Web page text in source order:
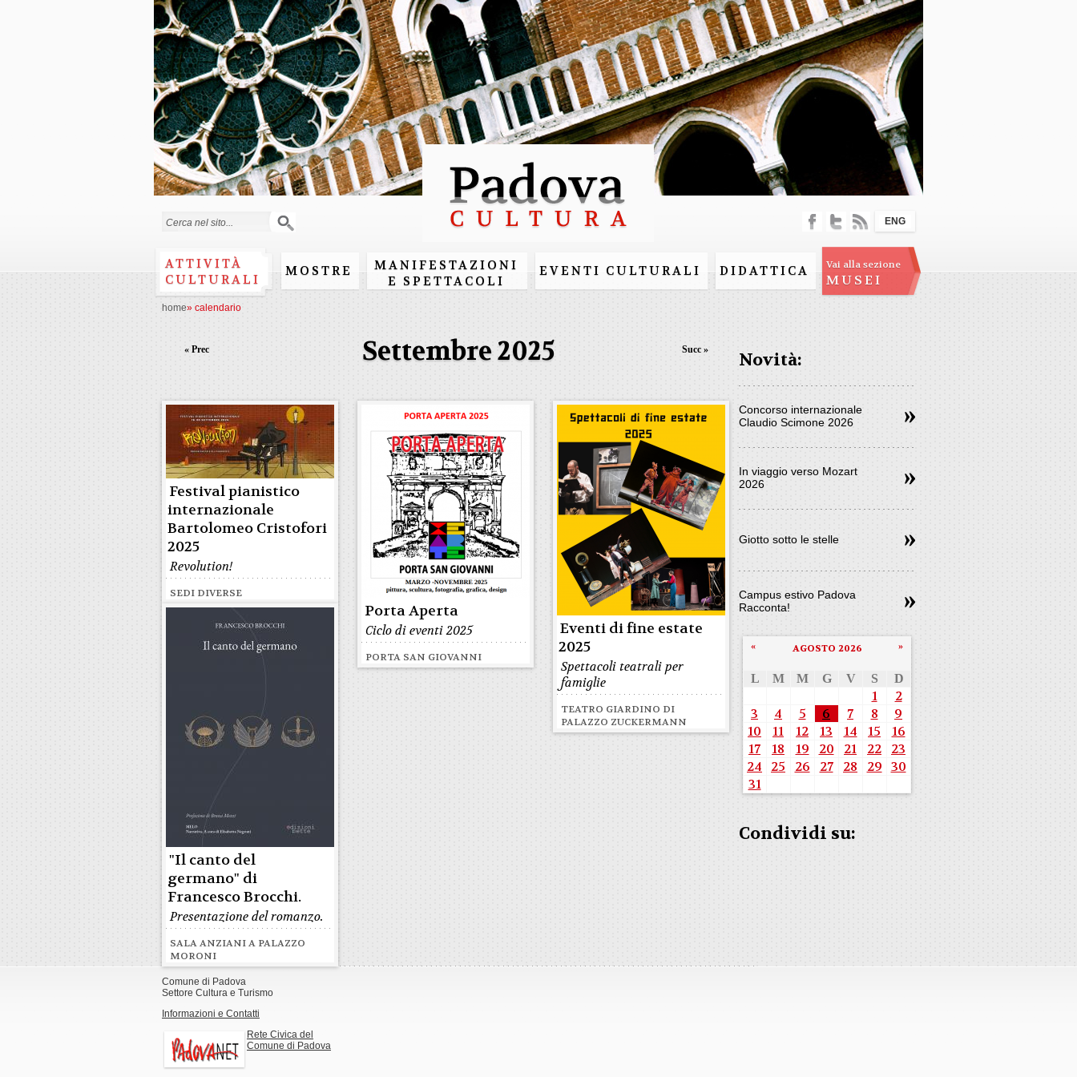
Salta al
contenuto
principale
Form di ricerca
ATTIVITÀ
CULTURALI
MOSTRE
MANIFESTAZIONI
E SPETTACOLI
EVENTI CULTURALI DIDATTICA Vai alla sezione
MUSEI
ENG
home» calendario
Settembre 2025
« Prec Succ »
Festival pianistico
internazionale
Bartolomeo Cristofori
2025
Revolution!
SEDI DIVERSE
Porta Aperta
Ciclo di eventi 2025
PORTA SAN GIOVANNI
Eventi di fine estate
2025
Spettacoli teatrali per
famiglie
TEATRO GIARDINO DI
PALAZZO ZUCKERMANN
"Il canto del
germano" di
Francesco Brocchi.
Presentazione del romanzo.
SALA ANZIANI A PALAZZO
MORONI
Novità:
Concorso internazionale
Claudio Scimone 2026
In viaggio verso Mozart
2026
Giotto sotto le stelle
Campus estivo Padova
Racconta!
AGOSTO 2026
« »
L M M G V S D
1
2
3
4 5 6 7 8
9
10
11 12 13 14 15
16
17
18 19 20 21 22
23
24
25 26 27 28 29 30
31
Condividi su:
Comune di Padova
Settore Cultura e Turismo
Informazioni e Contatti
Rete Civica del
Comune di Padova